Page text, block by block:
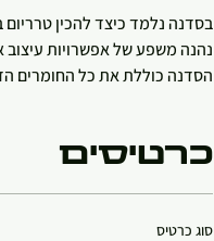
בסדנה נלמד כיצד להכין
נהנה משפע של אפשרויות עיצוב
הסדנה כוללת את כל החומרים
כרטיסים
סוג כרטיס